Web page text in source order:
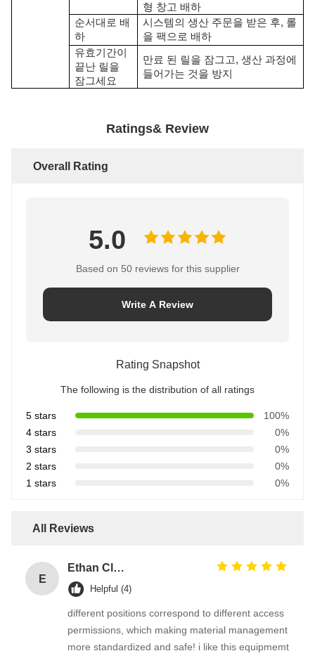
형 창고 배하
순서대로 배
하
시스템의 생산 주문을 받은 후, 롤
을 팩으로 배하
유효기간이
끝난 릴을
잠그세요
만료 된 릴을 잠그고, 생산 과정에
들어가는 것을 방지
Ratings& Review
Overall Rating
5.0
Based on 50 reviews for this supplier
Write A Review
Rating Snapshot
The following is the distribution of all ratings
5 stars
100%
4 stars
0%
3 stars
0%
2 stars
0%
1 stars
0%
All Reviews
E
Ethan Clark
Helpful (4)
different positions correspond to different access
permissions, which making material management
more standardized and safe! i like this equipmemt